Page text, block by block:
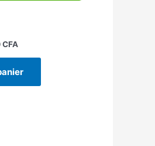
CFA